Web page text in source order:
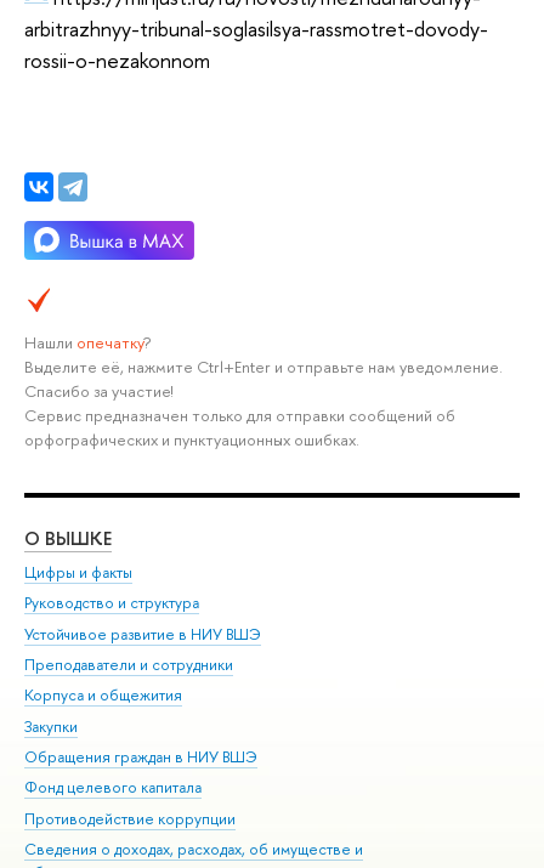
arbitrazhnyy-tribunal-soglasilsya-rassmotret-dovody-
rossii-o-nezakonnom
Нашли опечатку?
Выделите её, нажмите Ctrl+Enter и отправьте нам уведомление.
Спасибо за участие!
Сервис предназначен только для отправки сообщений об
орфографических и пунктуационных ошибках.
О ВЫШКЕ
Цифры и факты
Руководство и структура
Устойчивое развитие в НИУ ВШЭ
Преподаватели и сотрудники
Корпуса и общежития
Закупки
Обращения граждан в НИУ ВШЭ
Фонд целевого капитала
Противодействие коррупции
Сведения о доходах, расходах, об имуществе и